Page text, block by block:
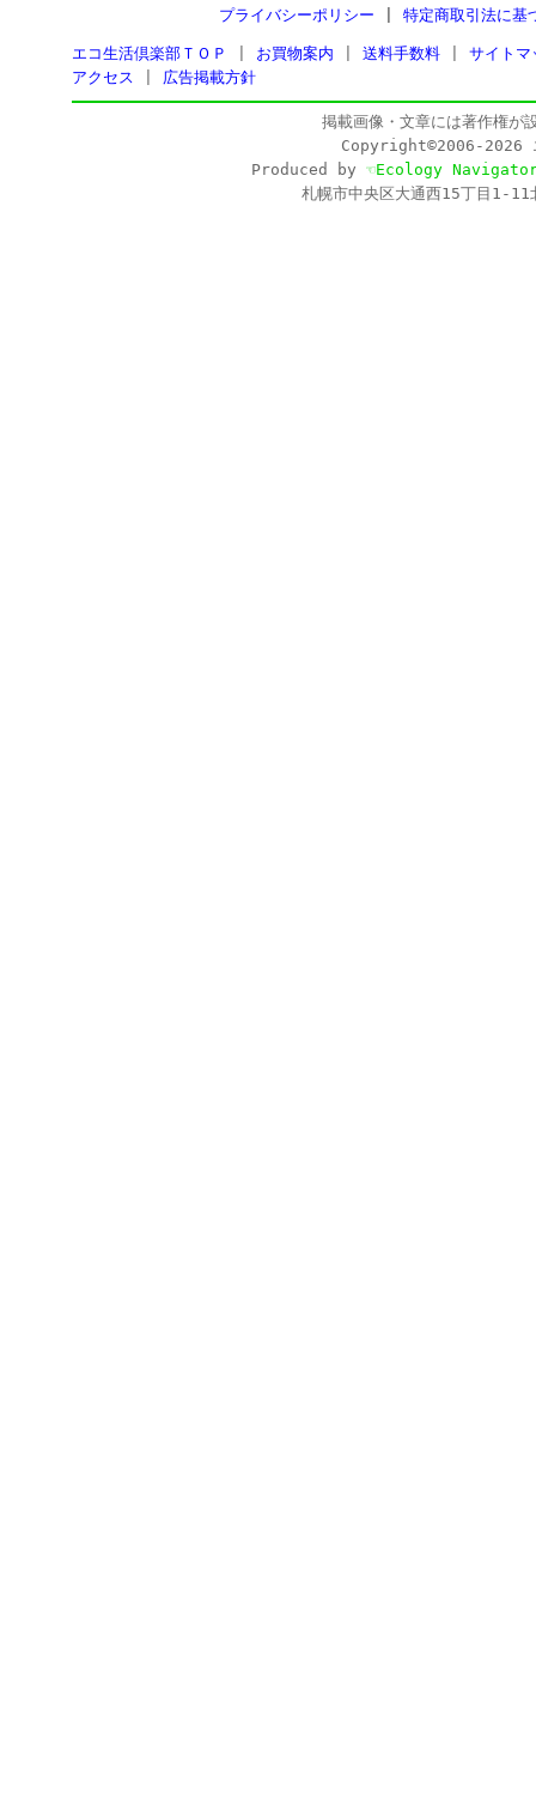
プライバシーポリシー 特定商取引法に基
エコ生活倶楽部ＴＯＰ お買物案内 送料手数料
サイトマ
アクセス
広告掲載方針
掲載画像・文章には著作権が
Copyright©2006-2026
Produced by ☜Ecology
札幌市中央区大通西15丁目1-